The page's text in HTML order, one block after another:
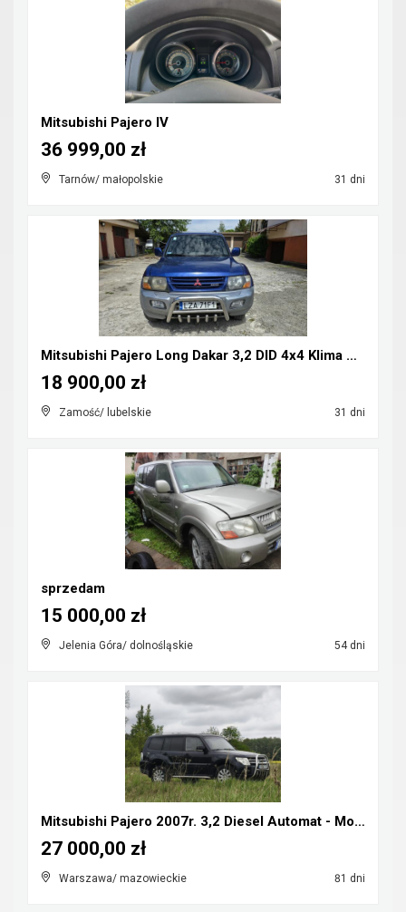
Mitsubishi Pajero IV
Tarnów/ małopolskie 31 dni
36 999,00 zł
Mitsubishi Pajero Long Dakar 3,2 DID 4x4 Klima CB-...
Zamość/ lubelskie 31 dni
18 900,00 zł
sprzedam
Jelenia Góra/ dolnośląskie 54 dni
15 000,00 zł
Mitsubishi Pajero 2007r. 3,2 Diesel Automat - Możl...
Warszawa/ mazowieckie 81 dni
27 000,00 zł